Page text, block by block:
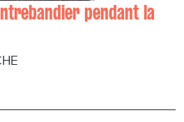
pendant la